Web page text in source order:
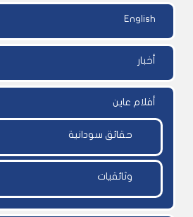
English
أخبار
أفلام عاين
حقائق سودانية
وثائقيات